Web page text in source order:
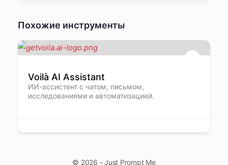
Похожие инструменты
Voilà AI Assistant
ИИ-ассистент с чатом, письмом,
исследованиями и автоматизацией.
© 2026 - Just Prompt Me